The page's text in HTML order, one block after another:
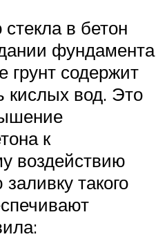
в бетон
фундамента
грунт содержит
кислых вод. Это
к
воздействию
такого